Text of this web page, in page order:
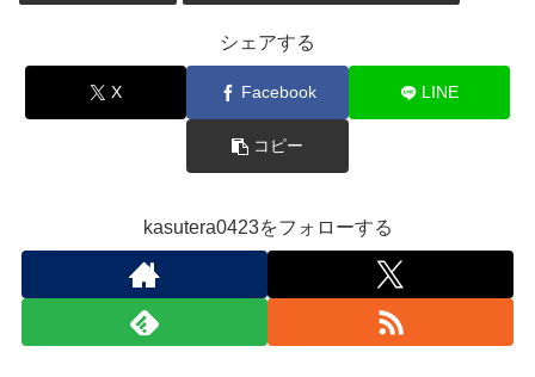
シェアする
X Facebook LINE
コピー
kasutera0423をフォローする